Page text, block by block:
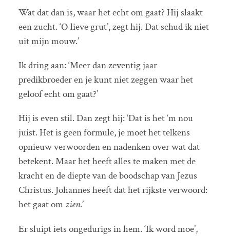
Wat dat dan is, waar het echt om gaat? Hij slaakt
een zucht. ‘O lieve grut’, zegt hij. Dat schud ik niet
uit mijn mouw.’
Ik dring aan: ‘Meer dan zeventig jaar
predikbroeder en je kunt niet zeggen waar het
geloof echt om gaat?’
Hij is even stil. Dan zegt hij: ‘Dat is het ‘m nou
juist. Het is geen formule, je moet het telkens
opnieuw verwoorden en nadenken over wat dat
betekent. Maar het heeft alles te maken met de
kracht en de diepte van de boodschap van Jezus
Christus. Johannes heeft dat het rijkste verwoord:
het gaat om zien.’
Er sluipt iets ongedurigs in hem. ‘Ik word moe’,